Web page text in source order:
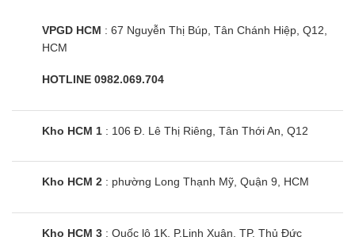
Hoạt đông êm ái với các công nghệ độc quyền
FTKB gần đây thì năm 2025 đánh dấu việc Daikin
VPGD HCM : 67 Nguyễn Thị Búp, Tân Chánh Hiệp, Q12,
HCM
HOTLINE 0982.069.704
Kho HCM 1 : 106 Đ. Lê Thị Riêng, Tân Thới An, Q12
Kho HCM 2 : phường Long Thạnh Mỹ, Quận 9, HCM
Kho HCM 3 : Quốc lộ 1K, P.Linh Xuân, TP. Thủ Đức